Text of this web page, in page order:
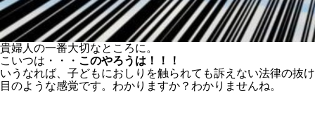
貴婦人の一番大切なところに。
こいつは・・・ このやろうは！！！
いうなれば、子どもにおしりを触られても訴えない法律の抜け
目のような感覚です。わかりますか？わかりませんね。